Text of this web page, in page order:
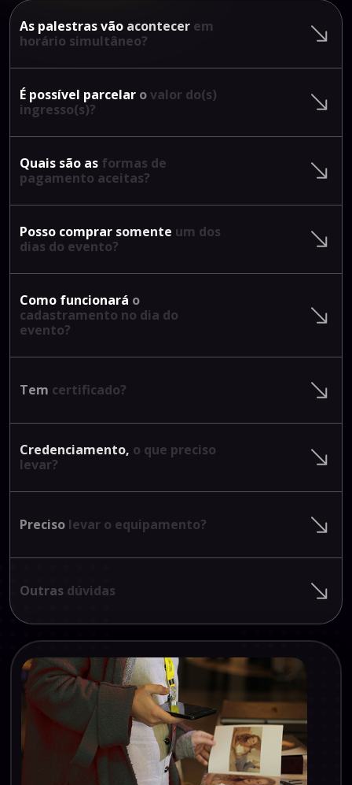
As palestrasvão acontecer em
horário simultâneo?
É possível parcelar ovalor do(s)
ingresso(s)?
Quais são as formas de
pagamento aceitas?
Posso comprar somente um dos
dias do evento?
Como funcionará o
cadastramento no dia do
evento?
Tem certificado?
Credenciamento, o que preciso
levar?
Preciso levar o equipamento?
Outras dúvidas